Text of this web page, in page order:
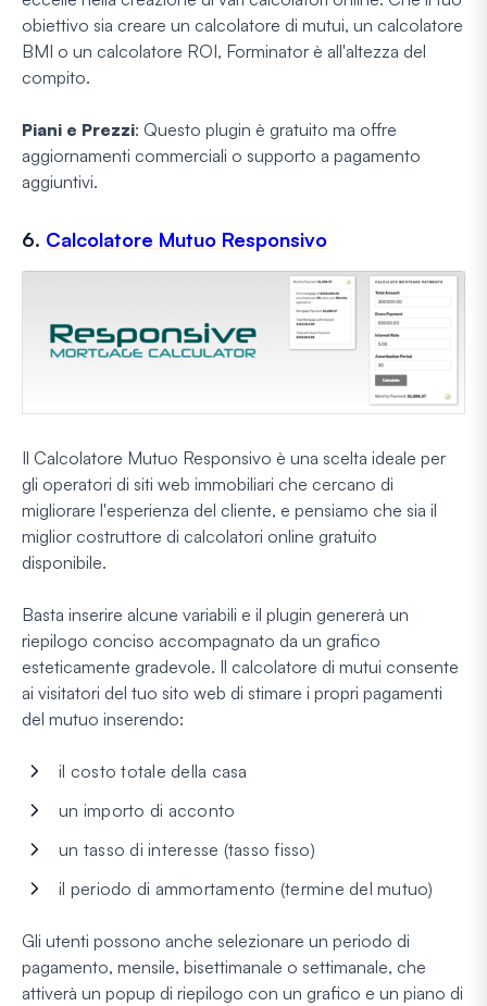
obiettivo sia creare un calcolatore di mutui, un calcolatore
BMI o un calcolatore ROI, Forminator è all'altezza del
compito.
Piani e Prezzi: Questo plugin è gratuito ma offre
aggiornamenti commerciali o supporto a pagamento
aggiuntivi.
6. Calcolatore Mutuo Responsivo
Il Calcolatore Mutuo Responsivo è una scelta ideale per
gli operatori di siti web immobiliari che cercano di
migliorare l'esperienza del cliente, e pensiamo che sia il
miglior costruttore di calcolatori online gratuito
disponibile.
Basta inserire alcune variabili e il plugin genererà un
riepilogo conciso accompagnato da un grafico
esteticamente gradevole. Il calcolatore di mutui consente
ai visitatori del tuo sito web di stimare i propri pagamenti
del mutuo inserendo:
il costo totale della casa
un importo di acconto
un tasso di interesse (tasso fisso)
il periodo di ammortamento (termine del mutuo)
Gli utenti possono anche selezionare un periodo di
pagamento, mensile, bisettimanale o settimanale, che
attiverà un popup di riepilogo con un grafico e un piano di